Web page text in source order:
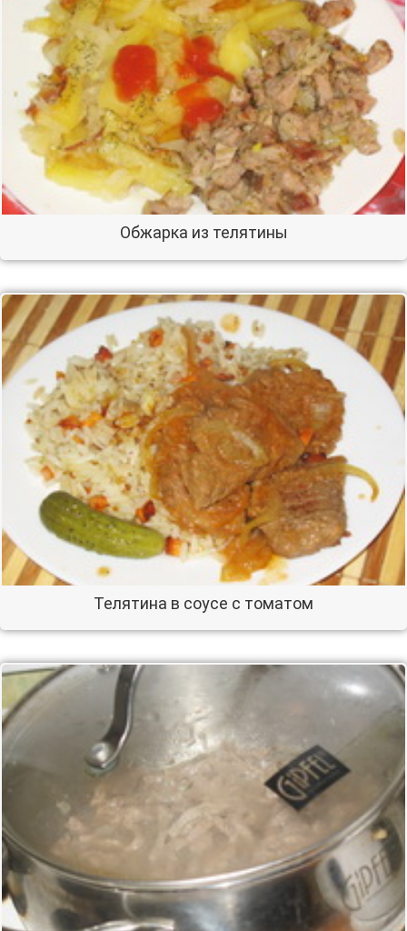
Обжарка из телятины
Телятина в соусе с томатом